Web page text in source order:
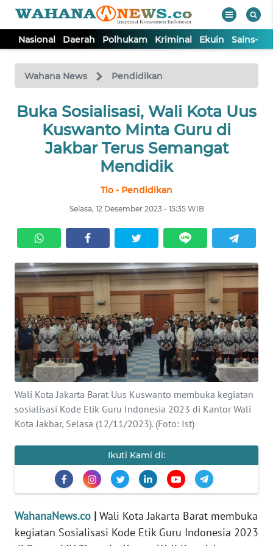
Nasional Daerah Polhukam Kriminal Ekuin Sains-
Wahana News Pendidikan
Buka Sosialisasi, Wali Kota Uus
Kuswanto Minta Guru di
Jakbar Terus Semangat
Mendidik
Tio - Pendidikan
Selasa, 12 Desember 2023 - 15:35 WIB
Wali Kota Jakarta Barat Uus Kuswanto membuka kegiatan
sosialisasi Kode Etik Guru Indonesia 2023 di Kantor Wali
Kota Jakbar, Selasa (12/11/2023). (Foto: Ist)
Ikuti Kami di:
WahanaNews.co | Wali Kota Jakarta Barat membuka
kegiatan Sosialisasi Kode Etik Guru Indonesia 2023
TV
Tutup
NASIONAL
DAERAH
EKUIN
SAINS-TEKNO
KESEHATAN
INTERNASIONAL
SERBA-SERBI
PENDIDIKAN
EDITORIAL